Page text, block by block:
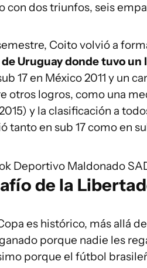
con dos triunfos, seis
Coito volvió a
Uruguay donde tuvo un
17 en México 2011 y un
otros logros, como una
y la clasificación a
tanto en sub 17 como en
Deportivo Maldonado
de la
es histórico, más allá
porque nadie les
porque el fútbol